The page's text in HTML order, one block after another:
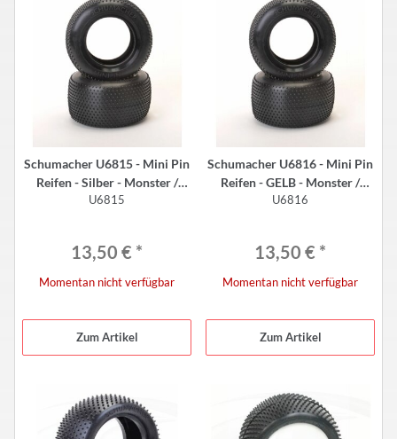
Schumacher U6815 - Mini Pin
Reifen - Silber - Monster /
Stadium Truck (2 Stück)
U6815
13,50 € *
Momentan nicht verfügbar
Zum Artikel
Schumacher U6816 - Mini Pin
Reifen - GELB - Monster /
Stadium Truck (2 Stück)
U6816
13,50 € *
Momentan nicht verfügbar
Zum Artikel